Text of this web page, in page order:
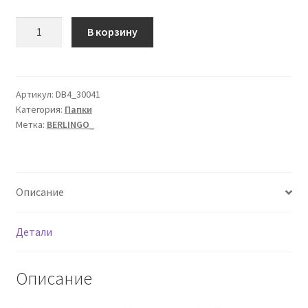
30
вкладышами
Berlingo
с
карманом,
В корзину
Артикул: DB4_30041
Категория: Папки
Метка: BERLINGO_
Описание
Детали
Описание